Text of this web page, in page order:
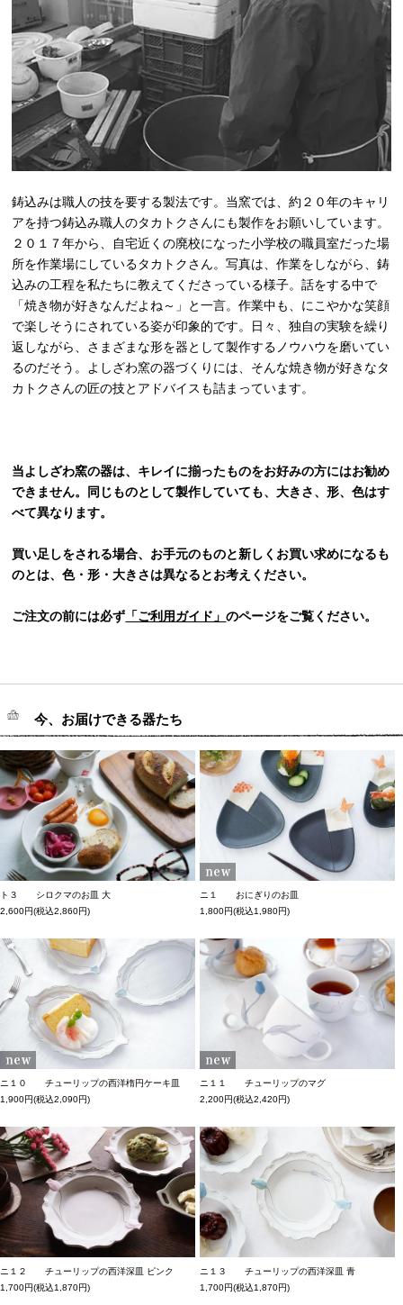
鋳込みは職人の技を要する製法です。当窯では、約２０年のキャリ
アを持つ鋳込み職人のタカトクさんにも製作をお願いしています。
２０１７年から、自宅近くの廃校になった小学校の職員室だった場
所を作業場にしているタカトクさん。写真は、作業をしながら、鋳
込みの工程を私たちに教えてくださっている様子。話をする中で
「焼き物が好きなんだよね～」と一言。作業中も、にこやかな笑顔
で楽しそうにされている姿が印象的です。日々、独自の実験を繰り
返しながら、さまざまな形を器として製作するノウハウを磨いてい
るのだそう。よしざわ窯の器づくりには、そんな焼き物が好きなタ
カトクさんの匠の技とアドバイスも詰まっています。
当よしざわ窯の器は、キレイに揃ったものをお好みの方にはお勧め
できません。同じものとして製作していても、大きさ、形、色はす
べて異なります。
買い足しをされる場合、お手元のものと新しくお買い求めになるも
のとは、色・形・大きさは異なるとお考えください。
ご注文の前には必ず 「ご利用ガイド」のページをご覧ください。
今、お届けできる器たち
ト３ シロクマのお皿 大
2,600円(税込2,860円)
ニ１ おにぎりのお皿
1,800円(税込1,980円)
ニ１０ チューリップの西洋楕円ケーキ皿
1,900円(税込2,090円)
ニ１１ チューリップのマグ
2,200円(税込2,420円)
ニ１２ チューリップの西洋深皿 ピンク
1,700円(税込1,870円)
ニ１３ チューリップの西洋深皿 青
1,700円(税込1,870円)